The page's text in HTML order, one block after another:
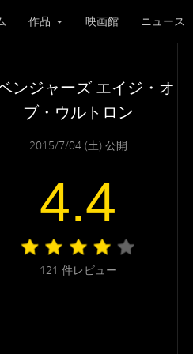
作品 映画館 ニュース
ンジャーズ エイジ・オ
ブ・ウルトロン
2015/7/04 (土) 公開
4.4
121 件レビュー